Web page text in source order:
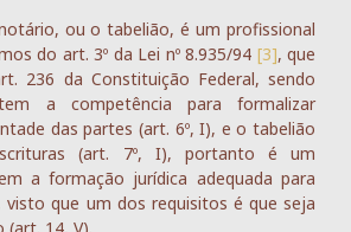
ou o tabelião, é um profissional
do art. 3º da Lei nº 8.935/94 [3], que
236 da Constituição Federal, sendo
a competência para formalizar
das partes (art. 6º, I), e o tabelião
(art. 7º, I), portanto é um
a formação jurídica adequada para
que um dos requisitos é que seja